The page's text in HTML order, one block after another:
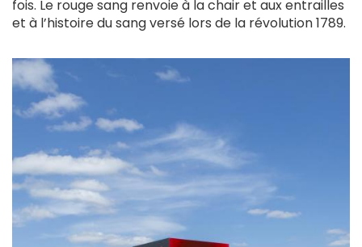
fois. Le rouge sang renvoie à la chair et aux entrailles
et à l’histoire du sang versé lors de la révolution 1789.